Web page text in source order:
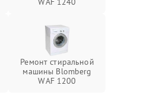
Ремонт стиральной
машины Blomberg
WAF 1200